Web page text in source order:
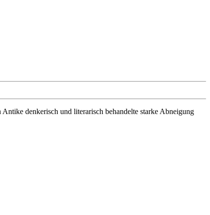
denkerisch und literarisch behandelte starke Abneigung